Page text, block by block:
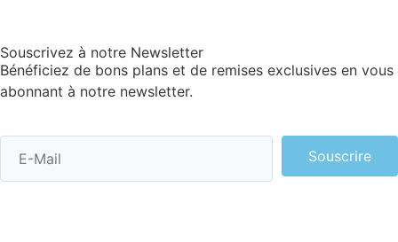
Souscrivez à notre Newsletter
Bénéficiez de bons plans et de remises exclusives en vous
abonnant à notre newsletter.
Souscrire